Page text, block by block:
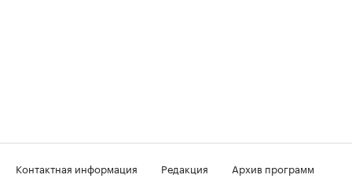
Контактная информация Редакция
Архив программ